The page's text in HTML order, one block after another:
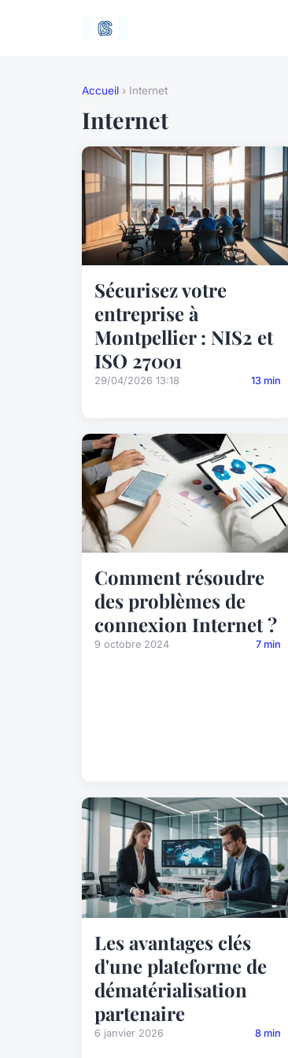
Accueil › Internet
Internet
Sécurisez votre
entreprise à
Montpellier : NIS2 et
ISO 27001
29/04/2026 13:18 13 min
Comment résoudre
des problèmes de
connexion Internet ?
9 octobre 2024 7 min
Les avantages clés
d'une plateforme de
dématérialisation
partenaire
6 janvier 2026 8 min